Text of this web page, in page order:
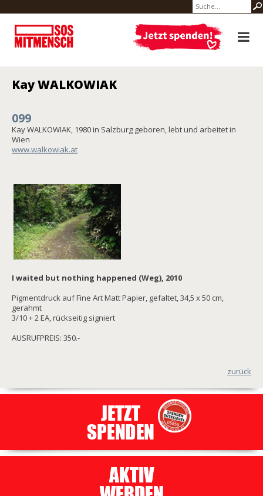
Kay WALKOWIAK
099
Kay WALKOWIAK, 1980 in Salzburg geboren, lebt und arbeitet in
Wien
www.walkowiak.at
I waited but nothing happened (Weg), 2010
Pigmentdruck auf Fine Art Matt Papier, gefaltet, 34,5 x 50 cm,
gerahmt
3/10 + 2 EA, rückseitig signiert
AUSRUFPREIS: 350.-
zurück